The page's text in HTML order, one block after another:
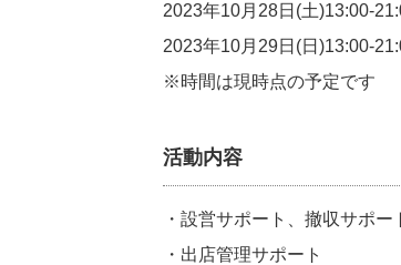
2023年10月28日(土)13:00-
2023年10月29日(日)13:00-
※時間は現時点の予定です
活動内容
・設営サポート、撤収サポー
・出店管理サポート